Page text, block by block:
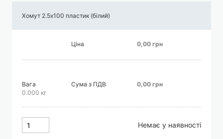
Хомут 2.5х100 пластик (білий)
Ціна 0,00 грн
Вага
0.000 кг
Сума з ПДВ 0,00 грн
Немає у наявності